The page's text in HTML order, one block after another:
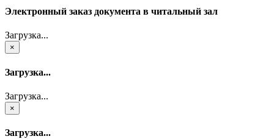
Электронный заказ документа в читальный зал
Загрузка...
×
Загрузка...
Загрузка...
×
Загрузка...